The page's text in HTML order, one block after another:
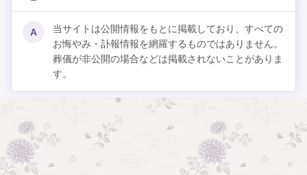
A
当サイトは公開情報をもとに掲載しており、すべての
お悔やみ・訃報情報を網羅するものではありません。
葬儀が非公開の場合などは掲載されないことがありま
す。